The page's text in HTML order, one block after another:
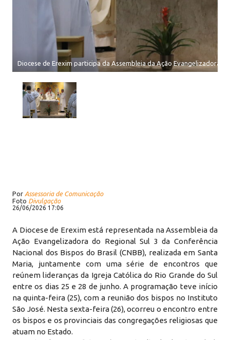
Diocese de Erexim participa da Assembleia da Ação Evangelizadora
Por Assessoria de Comunicação
Foto Divulgação
26/06/2026 17:06
A Diocese de Erexim está representada na Assembleia da
Ação Evangelizadora do Regional Sul 3 da Conferência
Nacional dos Bispos do Brasil (CNBB), realizada em Santa
Maria, juntamente com uma série de encontros que
reúnem lideranças da Igreja Católica do Rio Grande do Sul
entre os dias 25 e 28 de junho. A programação teve início
na quinta-feira (25), com a reunião dos bispos no Instituto
São José. Nesta sexta-feira (26), ocorreu o encontro entre
os bispos e os provinciais das congregações religiosas que
atuam no Estado.